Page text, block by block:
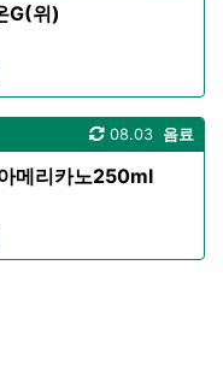
G(위)
음료
08.03
메리카노250ml